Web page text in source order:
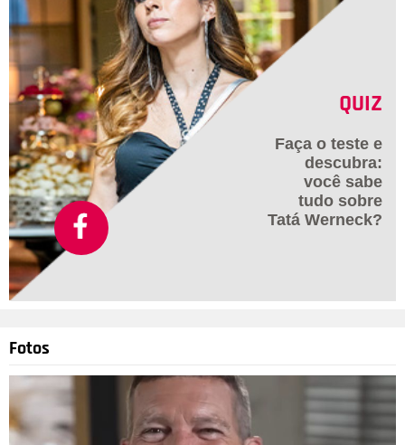
QUIZ
Faça o teste e
descubra:
você sabe
tudo sobre
Tatá Werneck?
Fotos